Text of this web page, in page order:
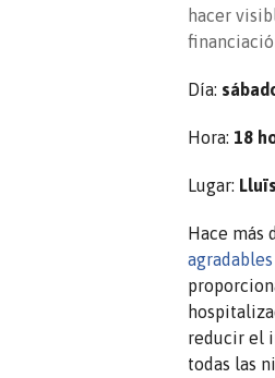
hacer
Día:
Hora: 18
Lugar:
Hace más
reducir el
todas las